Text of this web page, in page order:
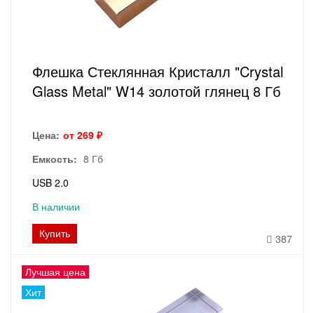
Флешка Стеклянная Кристалл "Crystal
Glass Metal" W14 золотой глянец 8 Гб
Цена: от 269 ₽
Емкость: 8 Гб
USB 2.0
В наличии
Купить
387
Лучшая цена
Хит